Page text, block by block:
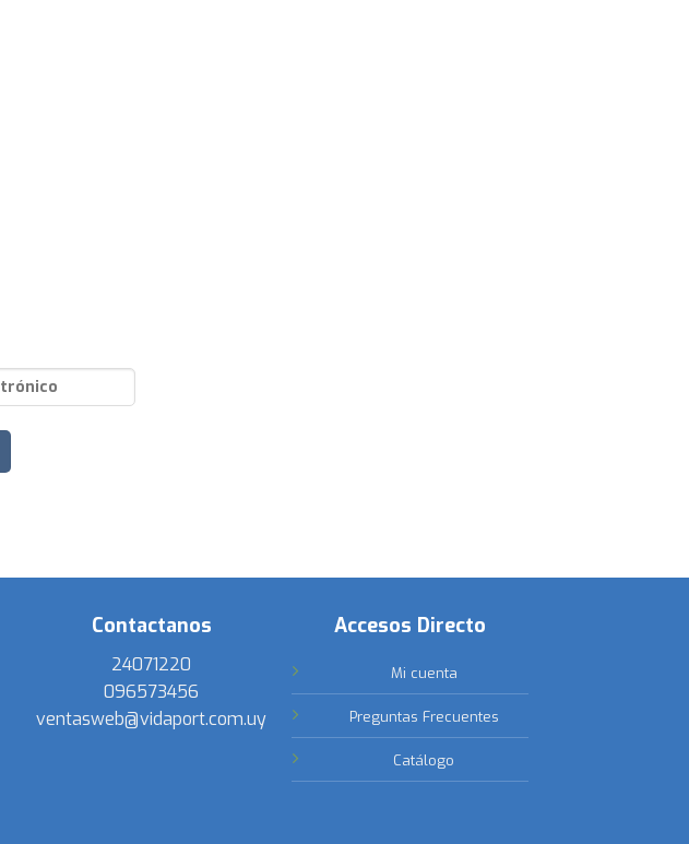
Contactanos
24071220
096573456
ventasweb@vidaport.com.uy
Accesos Directo
Mi cuenta
Preguntas Frecuentes
Catálogo